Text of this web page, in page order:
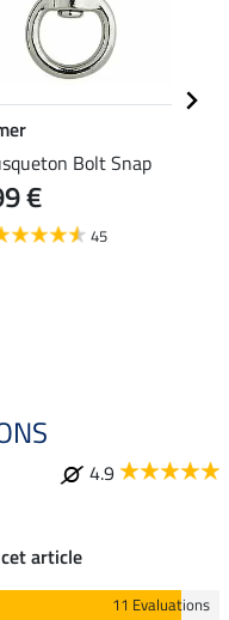
Bolt Snap
€
45
4.9
article
11 Evaluations